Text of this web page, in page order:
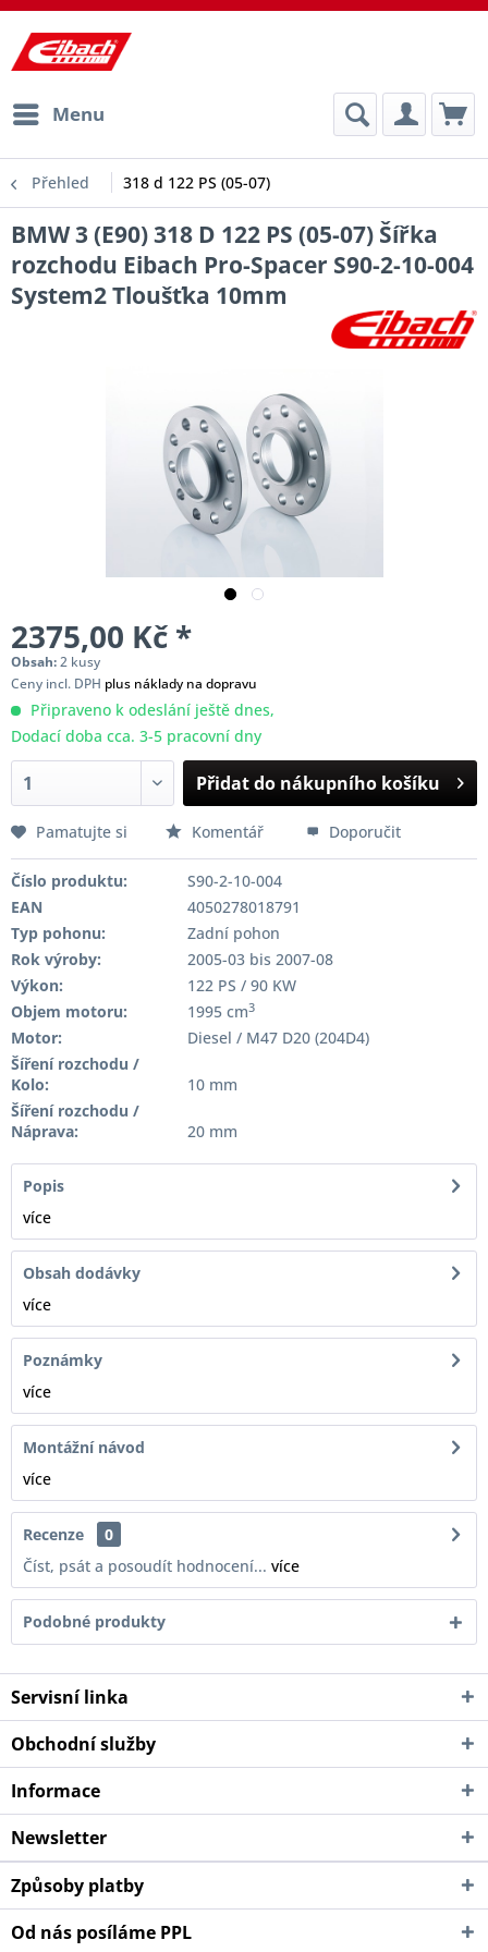
Menu
Přehled 318 d 122 PS (05-07)
BMW 3 (E90) 318 D 122 PS (05-07) Šířka
rozchodu Eibach Pro-Spacer S90-2-10-004
System2 Tloušťka 10mm
2375,00 Kč *
Obsah:2 kusy
Ceny incl. DPH plus náklady na dopravu
Připraveno k odeslání ještě dnes,
Dodací doba cca. 3-5 pracovní dny
Přidat do nákupního košíku
Pamatujte si Komentář Doporučit
Číslo produktu:
S90-2-10-004
EAN
4050278018791
Typ pohonu:
Zadní pohon
Rok výroby:
2005-03 bis 2007-08
Výkon:
122 PS / 90 KW
Objem motoru:
1995 cm3
Motor:
Diesel / M47 D20 (204D4)
Šíření rozchodu /
Kolo:
10 mm
Šíření rozchodu /
Náprava:
20 mm
Popis
více
Obsah dodávky
více
Poznámky
více
Montážní návod
více
Recenze
0
Číst, psát a posoudít hodnocení... více
Podobné produkty
Servisní linka
Obchodní služby
Informace
Newsletter
Způsoby platby
Od nás posíláme PPL